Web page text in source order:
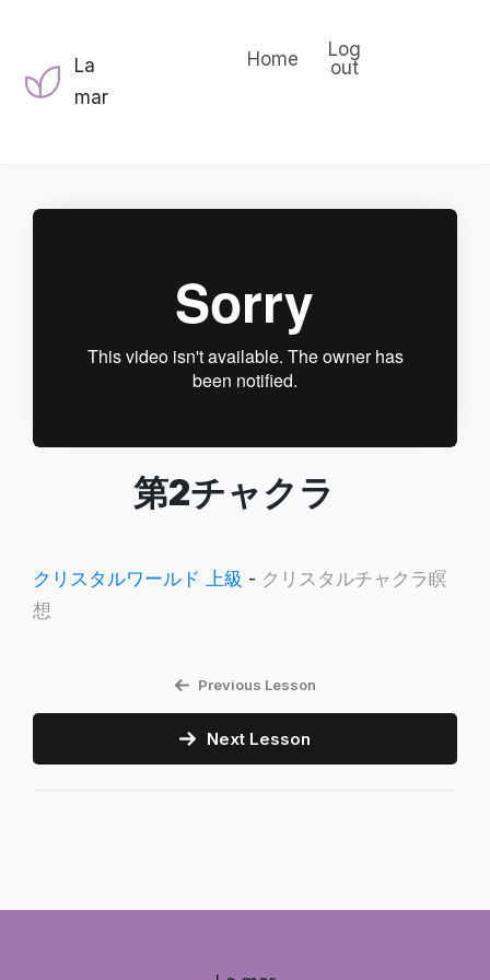
La
mar
Home
Log
out
第2チャクラ
クリスタルワールド 上級 - クリスタルチャクラ瞑
想
Previous Lesson
Next Lesson